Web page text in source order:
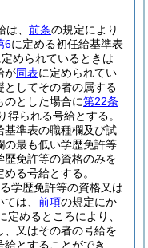
、 前条の規定により
6に定める初任給基準表
定められているときは
が同表に定められてい
としてその者の属する
とした場合に第22条
得られる号給とする。
基準表の職種欄及び試
の最も低い学歴免許等
免許等の資格のみを
る号給とする。
学歴免許等の資格又は
は、 前項の規定にか
定めるところにより、
又はその者の号給を
とすることができ